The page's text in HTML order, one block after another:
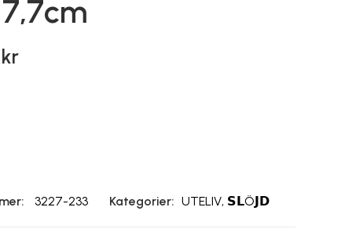
kr
3227-233 Kategorier: UTELIV, 𝗦𝗟Ö𝗝𝗗